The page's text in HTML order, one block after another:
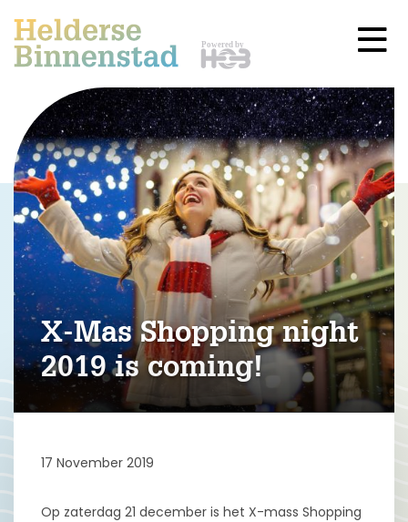
X-Mas Shopping night
2019 is coming!
17 November 2019
Op zaterdag 21 december is het X-mass Shopping